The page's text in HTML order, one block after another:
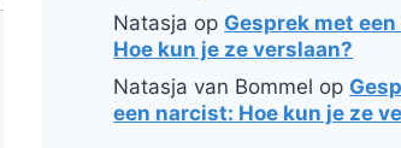
Natasja op Gesprek met
Hoe kun je ze verslaan?
Natasja van Bommel op
een narcist: Hoe kun je ze